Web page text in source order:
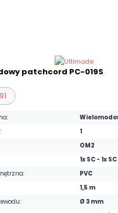
patchcord PC-019S
1
OM2
1x SC - 1x SC
PVC
1,5 m
Ø 3 mm